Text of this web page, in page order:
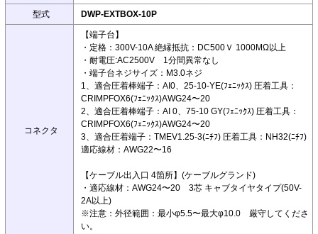
型式 DWP-EXTBOX-10P
コネクタ
【端子台】
・定格：300V-10A 絶縁抵抗：DC500Ｖ 1000MΩ以上
・耐電圧:AC2500V 1分間異常なし
・端子台ネジサイズ：M3.0ネジ
1、適合圧着棒端子：AI0、25-10-YE(ﾌｪﾆｯｸｽ) 圧着工具：
CRIMPFOX6(ﾌｪﾆｯｸｽ)AWG24〜20
2、適合圧着棒端子：AI 0、75-10 GY(ﾌｪﾆｯｸｽ) 圧着工具：
CRIMPFOX6(ﾌｪﾆｯｸｽ)AWG24〜20
3、適合圧着端子：TMEV1.25-3(ﾆﾁﾌ) 圧着工具：NH32(ﾆﾁﾌ)
適応線材：AWG22〜16
【ケーブル出入口 4箇所】(ケーブルグランド)
・適応線材：AWG24〜20 3芯 キャブタイヤタイプ(50V-
2A以上)
※注意：外径範囲：最小φ5.5〜最大φ10.0 厳守してくださ
い。